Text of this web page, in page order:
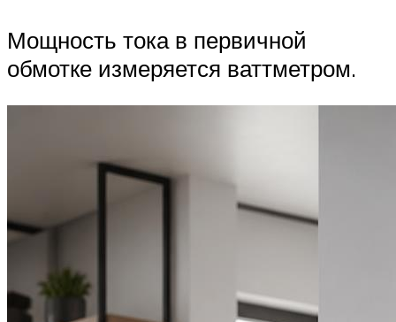
Мощность тока в первичной
обмотке измеряется ваттметром.